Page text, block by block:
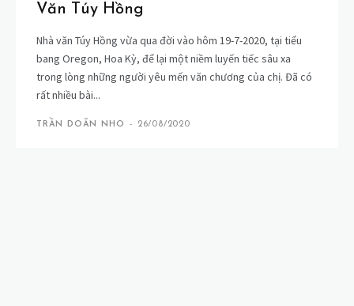
Văn Túy Hồng
Nhà văn Túy Hồng vừa qua đời vào hôm 19-7-2020, tại tiểu
bang Oregon, Hoa Kỳ, để lại một niềm luyến tiếc sâu xa
trong lòng những người yêu mến văn chương của chị. Đã có
rất nhiều bài...
TRẦN DOÃN NHO - 26/08/2020